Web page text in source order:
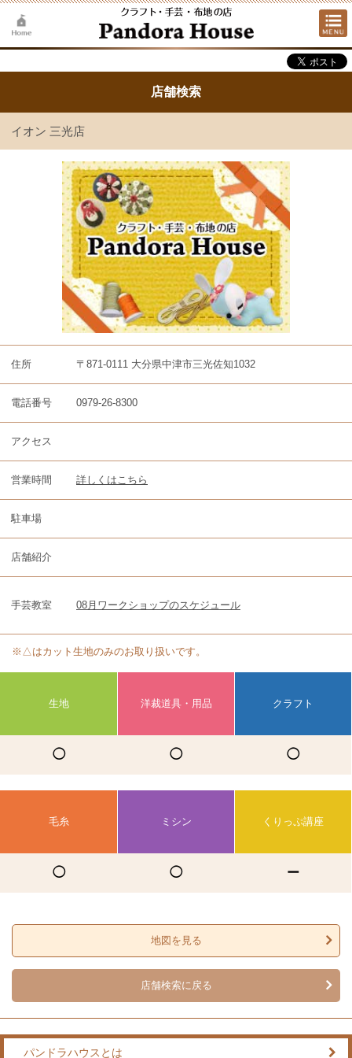
店舗検索
イオン 三光店
住所 〒871-0111 大分県中津市三光佐知1032
電話番号 0979-26-8300
アクセス
営業時間 詳しくはこちら
駐車場
店舗紹介
手芸教室 08月ワークショップのスケジュール
※△はカット生地のみのお取り扱いです。
生地 洋裁道具・用品 クラフト
◯ ◯ ◯
毛糸 ミシン くりっぷ講座
◯ ◯ ー
地図を見る
店舗検索に戻る
パンドラハウスとは